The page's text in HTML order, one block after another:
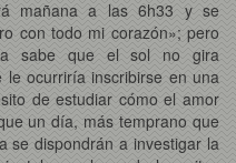
mañana a las 6h33 y se
con todo mi corazón»; pero
sabe que el sol no gira
ocurriría inscribirse en una
de estudiar cómo el amor
un día, más temprano que
se dispondrán a investigar la